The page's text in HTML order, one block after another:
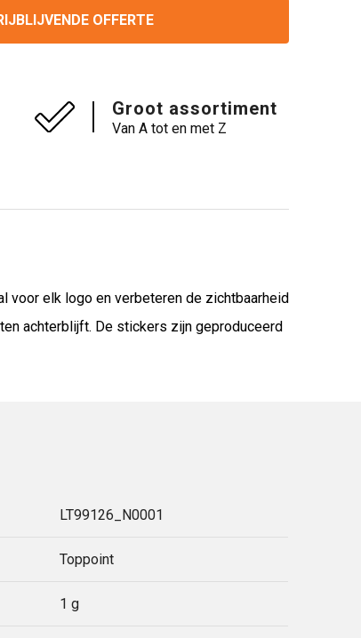
OFFERTE
Groot assortiment
Van A tot en met Z
voor elk logo en verbeteren de zichtbaarheid
achterblijft. De stickers zijn geproduceerd
LT99126_N0001
Toppoint
1 g